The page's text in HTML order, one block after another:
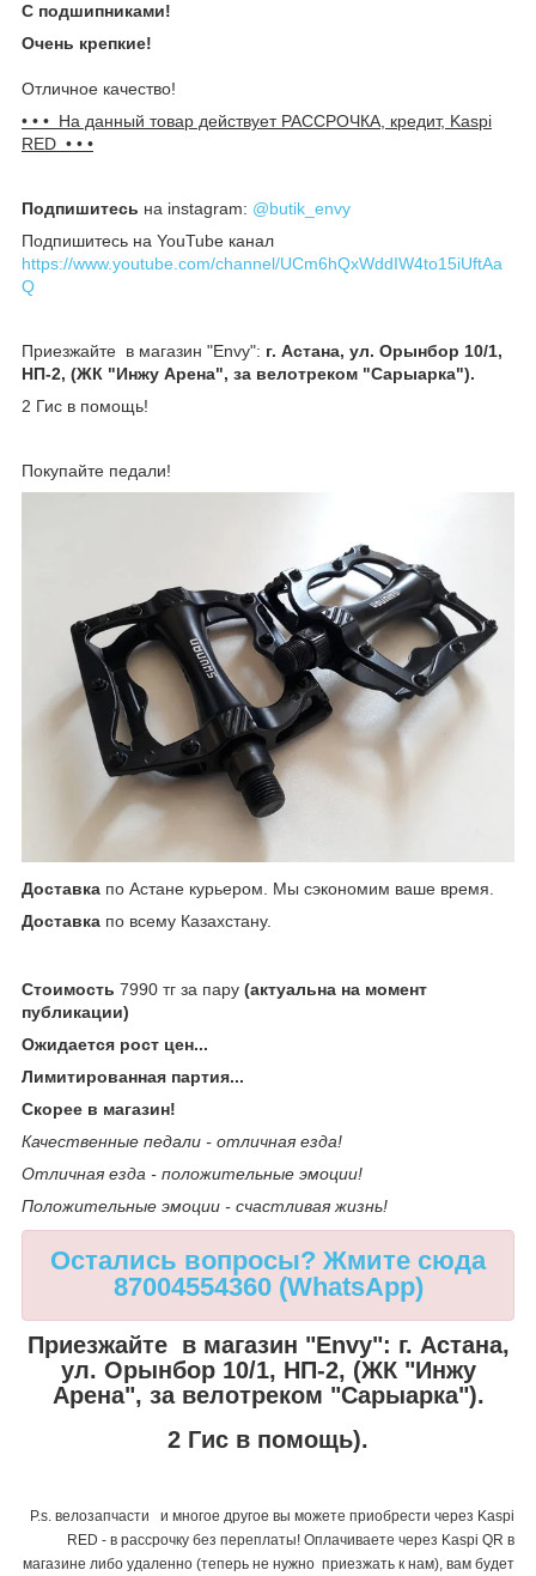
С подшипниками!
Очень крепкие!
Отличное качество!
• • • На данный товар действует РАССРОЧКА, кредит, Kaspi
RED • • •
Подпишитесь на instagram: @butik_envy
Подпишитесь на YouTube канал
https://www.youtube.com/channel/UCm6hQxWddIW4to15iUftAa
Q
Приезжайте в магазин "Envy": г. Астана, ул. Орынбор 10/1,
НП-2, (ЖК "Инжу Арена", за велотреком "Сарыарка").
2 Гис в помощь!
Покупайте педали!
Доставка по Астане курьером. Мы сэкономим ваше время.
Доставка по всему Казахстану.
Стоимость 7990 тг за пару (актуальна на момент
публикации)
Ожидается рост цен...
Лимитированная партия...
Скорее в магазин!
Качественные педали - отличная езда!
Отличная езда - положительные эмоции!
Положительные эмоции - счастливая жизнь!
Остались вопросы? Жмите сюда
87004554360 (WhatsApp)
Приезжайте в магазин "Envy": г. Астана,
ул. Орынбор 10/1, НП-2, (ЖК "Инжу
Арена", за велотреком "Сарыарка").
2 Гис в помощь).
P.s. велозапчасти и многое другое вы можете приобрести через Kaspi
RED - в рассрочку без переплаты! Оплачиваете через Kaspi QR в
магазине либо удаленно (теперь не нужно приезжать к нам), вам будет